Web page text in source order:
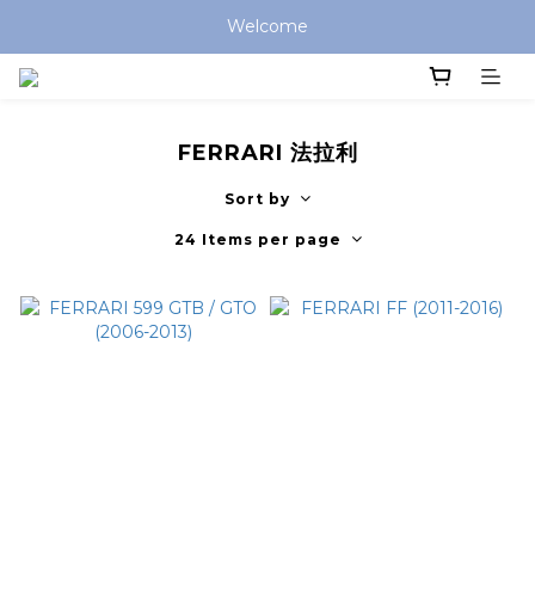
Welcome
FERRARI 法拉利
Sort by
24 Items per page